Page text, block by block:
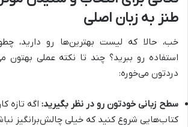
طنز به زبان اصلی
خب، حالا که لیست بهترین‌ها رو دارید،
استفاده رو ببرید؟ چند تا نکته عملی
دردتون می‌خوره:
سطح زبانی خودتون رو در نظر بگیرید: اگه تازه
کتاب‌هایی شروع کنید که خیلی چالش‌برانگیز